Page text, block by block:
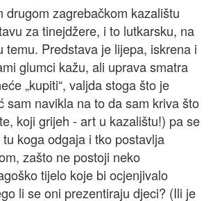
drugom zagrebačkom kazalištu
za tinejdžere, i to lutkarsku, na
temu. Predstava je lijepa, iskrena i
glumci kažu, ali uprava smatra
„kupiti“, valjda stoga što je
sam navikla na to da sam kriva što
koji grijeh - art u kazalištu!) pa se
koga odgaja i tko postavlja
zašto ne postoji neko
tijelo koje bi ocjenjivalo
li se oni prezentiraju djeci? (Ili je